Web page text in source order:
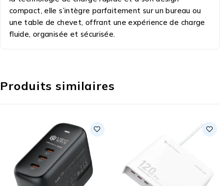
compact, elle s’intègre parfaitement sur un bureau ou
une table de chevet, offrant une expérience de charge
fluide, organisée et sécurisée.
Produits similaires